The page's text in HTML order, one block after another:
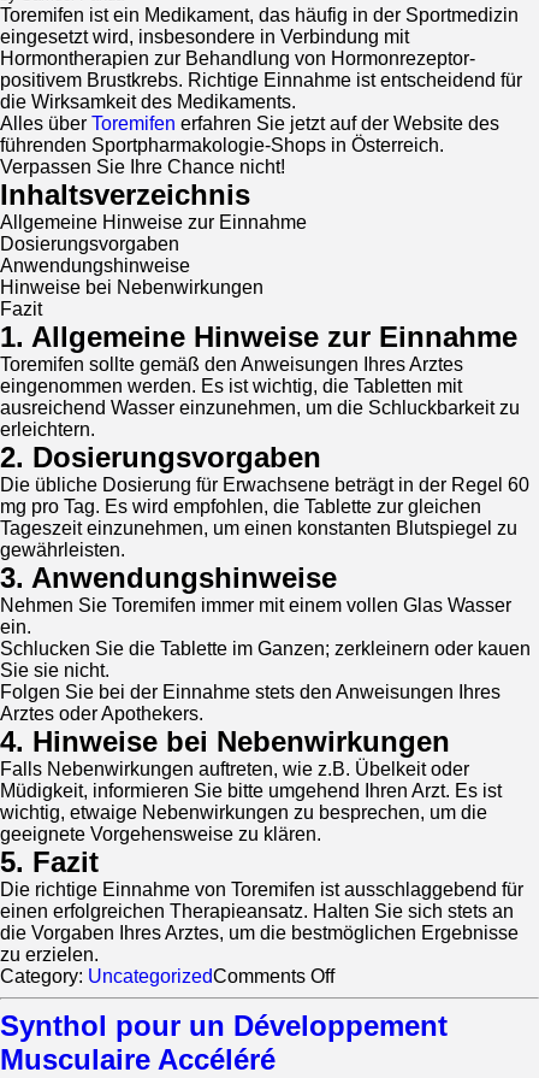
Weten
Toremifen ist ein Medikament, das häufig in der Sportmedizin
eingesetzt wird, insbesondere in Verbindung mit
Hormontherapien zur Behandlung von Hormonrezeptor-
positivem Brustkrebs. Richtige Einnahme ist entscheidend für
die Wirksamkeit des Medikaments.
Alles über Toremifen erfahren Sie jetzt auf der Website des
führenden Sportpharmakologie-Shops in Österreich.
Verpassen Sie Ihre Chance nicht!
Inhaltsverzeichnis
Allgemeine Hinweise zur Einnahme
Dosierungsvorgaben
Anwendungshinweise
Hinweise bei Nebenwirkungen
Fazit
1. Allgemeine Hinweise zur Einnahme
Toremifen sollte gemäß den Anweisungen Ihres Arztes
eingenommen werden. Es ist wichtig, die Tabletten mit
ausreichend Wasser einzunehmen, um die Schluckbarkeit zu
erleichtern.
2. Dosierungsvorgaben
Die übliche Dosierung für Erwachsene beträgt in der Regel 60
mg pro Tag. Es wird empfohlen, die Tablette zur gleichen
Tageszeit einzunehmen, um einen konstanten Blutspiegel zu
gewährleisten.
3. Anwendungshinweise
Nehmen Sie Toremifen immer mit einem vollen Glas Wasser
ein.
Schlucken Sie die Tablette im Ganzen; zerkleinern oder kauen
Sie sie nicht.
Folgen Sie bei der Einnahme stets den Anweisungen Ihres
Arztes oder Apothekers.
4. Hinweise bei Nebenwirkungen
Falls Nebenwirkungen auftreten, wie z.B. Übelkeit oder
Müdigkeit, informieren Sie bitte umgehend Ihren Arzt. Es ist
wichtig, etwaige Nebenwirkungen zu besprechen, um die
geeignete Vorgehensweise zu klären.
5. Fazit
Die richtige Einnahme von Toremifen ist ausschlaggebend für
einen erfolgreichen Therapieansatz. Halten Sie sich stets an
die Vorgaben Ihres Arztes, um die bestmöglichen Ergebnisse
zu erzielen.
Category: UncategorizedComments Offon
Anleitung
zur
Einnahme
Synthol pour un Développement
Musculaire Accéléré